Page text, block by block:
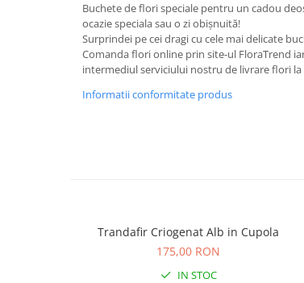
Buchete de flori speciale pentru un cadou
ocazie speciala sau o zi obișnuită!
Surprindei pe cei dragi cu cele mai delicate
Comanda flori online prin site-ul FloraTrend
intermediul serviciului nostru de livrare flori
Informatii conformitate produs
Trandafir Criogenat Alb in Cupola
175,00 RON
IN STOC